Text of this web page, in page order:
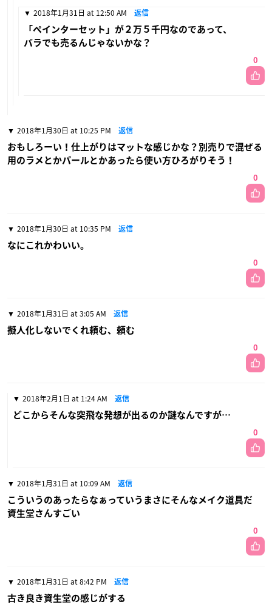
2018年1月31日 at 12:50 AM 返信
「ペインターセット」が２万５千円なのであって、
バラでも売るんじゃないかな？
0
2018年1月30日 at 10:25 PM 返信
おもしろーい！仕上がりはマットな感じかな？別売りで混ぜる
用のラメとかパールとかあったら使い方ひろがりそう！
0
2018年1月30日 at 10:35 PM 返信
なにこれかわいい。
0
2018年1月31日 at 3:05 AM 返信
擬人化しないでくれ頼む、頼む
0
2018年2月1日 at 1:24 AM 返信
どこからそんな突飛な発想が出るのか謎なんですが…
0
2018年1月31日 at 10:09 AM 返信
こういうのあったらなぁっていうまさにそんなメイク道具だ
資生堂さんすごい
0
2018年1月31日 at 8:42 PM 返信
古き良き資生堂の感じがする